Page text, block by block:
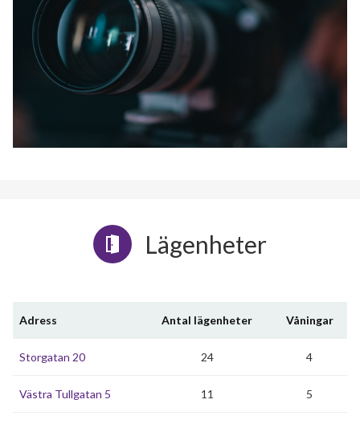
Lägenheter
Adress Antal lägenheter Våningar
Storgatan 20 24 4
Västra Tullgatan 5 11 5